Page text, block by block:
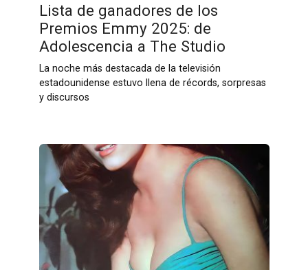
Lista de ganadores de los
Premios Emmy 2025: de
Adolescencia a The Studio
La noche más destacada de la televisión
estadounidense estuvo llena de récords, sorpresas
y discursos